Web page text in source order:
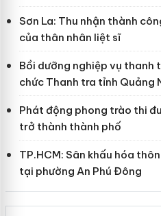
Sơn La: Thu nhận thành
của thân nhân liệt sĩ
Bồi dưỡng nghiệp vụ thanh
chức Thanh tra tỉnh Quảng
Phát động phong trào thi
trở thành thành phố
TP.HCM: Sân khấu hóa
tại phường An Phú Đông